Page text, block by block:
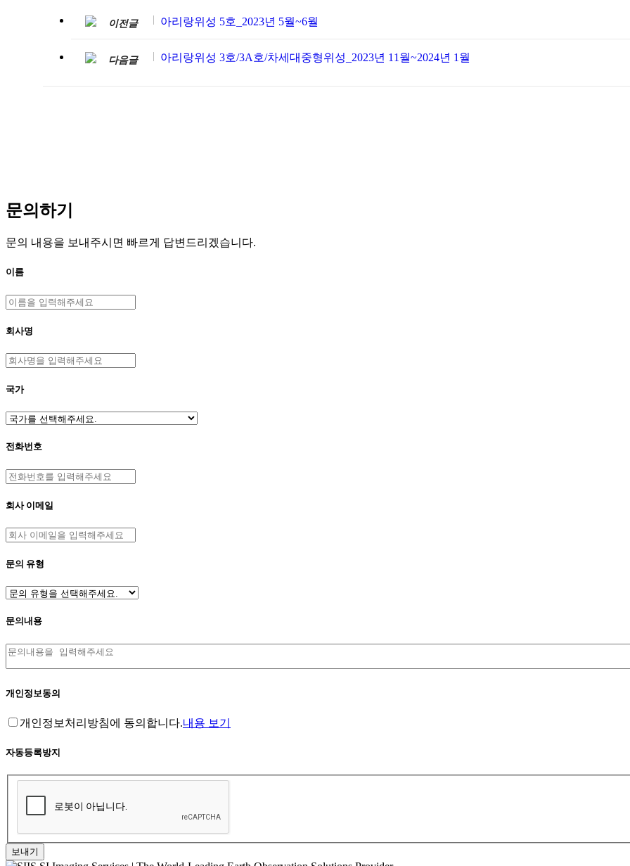
이전글 아리랑위성 5호_2023년 5월~6월
아리랑위성 3호/3A호/차세대중형위성_2023년 11월~2024년 1월
다음글
문의하기
문의 내용을 보내주시면 빠르게 답변드리겠습니다.
이름
회사명
국가
전화번호
회사 이메일
문의 유형
문의내용
개인정보동의
개인정보처리방침에 동의합니다.내용 보기
자동등록방지
보내기